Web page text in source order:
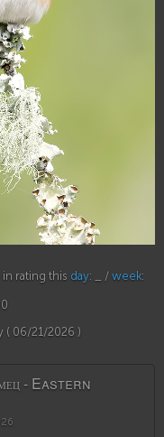
in rating this day: _ / week:
( 06/21/2026 )
- Eastern